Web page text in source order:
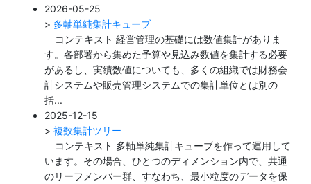
2026-05-25
> 多軸単純集計キューブ
コンテキスト 経営管理の基礎には数値集計がありま
す。各部署から集めた予算や見込み数値を集計する必要
があるし、実績数値についても、多くの組織では財務会
計システムや販売管理システムでの集計単位とは別の
括...
2025-12-15
> 複数集計ツリー
コンテキスト 多軸単純集計キューブを作って運用して
います。その場合、ひとつのディメンション内で、共通
のリーフメンバー群、すなわち、最小粒度のデータを保